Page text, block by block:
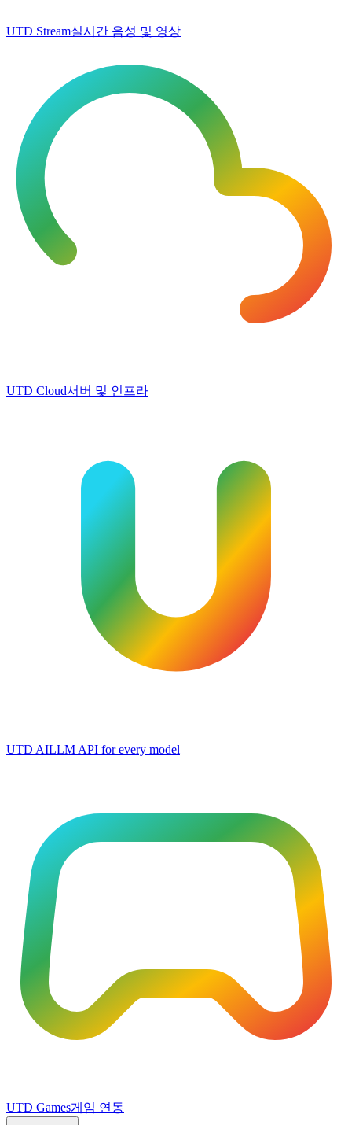
UTD Stream실시간 음성 및 영상
UTD Cloud서버 및 인프라
UTD AILLM API for every model
UTD Games게임 연동